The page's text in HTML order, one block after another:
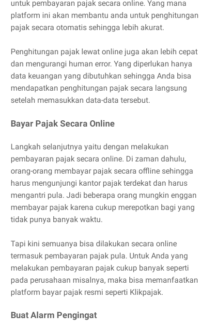
untuk pembayaran pajak secara online. Yang mana
platform ini akan membantu anda untuk penghitungan
pajak secara otomatis sehingga lebih akurat.
Penghitungan pajak lewat online juga akan lebih cepat
dan mengurangi human error. Yang diperlukan hanya
data keuangan yang dibutuhkan sehingga Anda bisa
mendapatkan penghitungan pajak secara langsung
setelah memasukkan data-data tersebut.
Bayar Pajak Secara Online
Langkah selanjutnya yaitu dengan melakukan
pembayaran pajak secara online. Di zaman dahulu,
orang-orang membayar pajak secara offline sehingga
harus mengunjungi kantor pajak terdekat dan harus
mengantri pula. Jadi beberapa orang mungkin enggan
membayar pajak karena cukup merepotkan bagi yang
tidak punya banyak waktu.
Tapi kini semuanya bisa dilakukan secara online
termasuk pembayaran pajak pula. Untuk Anda yang
melakukan pembayaran pajak cukup banyak seperti
pada perusahaan misalnya, maka bisa memanfaatkan
platform bayar pajak resmi seperti Klikpajak.
Buat Alarm Pengingat